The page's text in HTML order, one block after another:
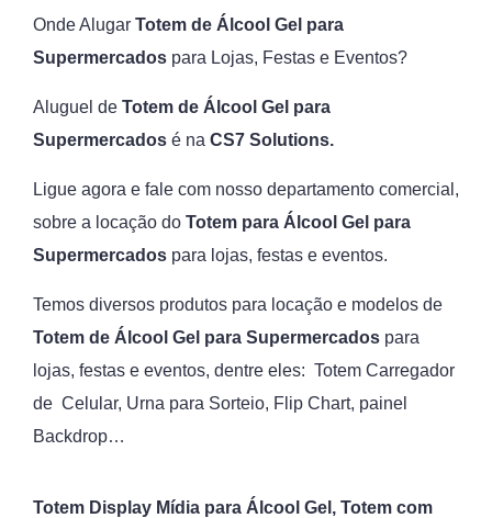
Onde Alugar Totem de Álcool Gel para
Supermercados para Lojas, Festas e Eventos?
Aluguel de Totem de Álcool Gel para
Supermercados é na CS7 Solutions.
Ligue agora e fale com nosso departamento comercial,
sobre a locação do Totem para Álcool Gel para
Supermercados para lojas, festas e eventos.
Temos diversos produtos para locação e modelos de
Totem de Álcool Gel para Supermercados para
lojas, festas e eventos, dentre eles: Totem Carregador
de Celular, Urna para Sorteio, Flip Chart, painel
Backdrop…
Totem Display Mídia para Álcool Gel, Totem com